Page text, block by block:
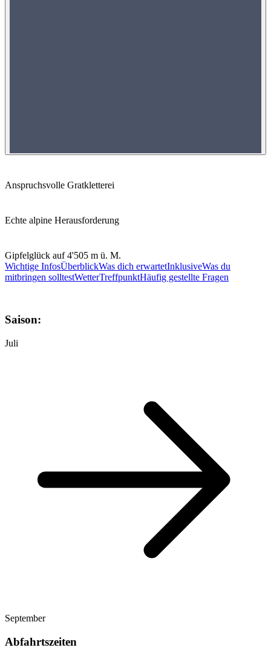
Anspruchsvolle Gratkletterei
Echte alpine Herausforderung
Gipfelglück auf 4'505 m ü. M.
Wichtige InfosÜberblickWas dich erwartetInklusiveWas du
mitbringen solltestWetterTreffpunktHäufig gestellte Fragen
Saison:
Juli
September
Abfahrtszeiten